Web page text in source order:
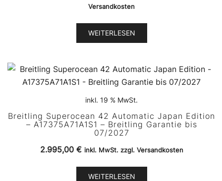
Preis
12.200,00 €
Versandkosten
WEITERLESEN
inkl. 19 % MwSt.
Breitling Superocean 42 Automatic Japan Edition
– A17375A71A1S1 – Breitling Garantie bis
07/2027
2.995,00 € inkl. MwSt. zzgl. Versandkosten
WEITERLESEN